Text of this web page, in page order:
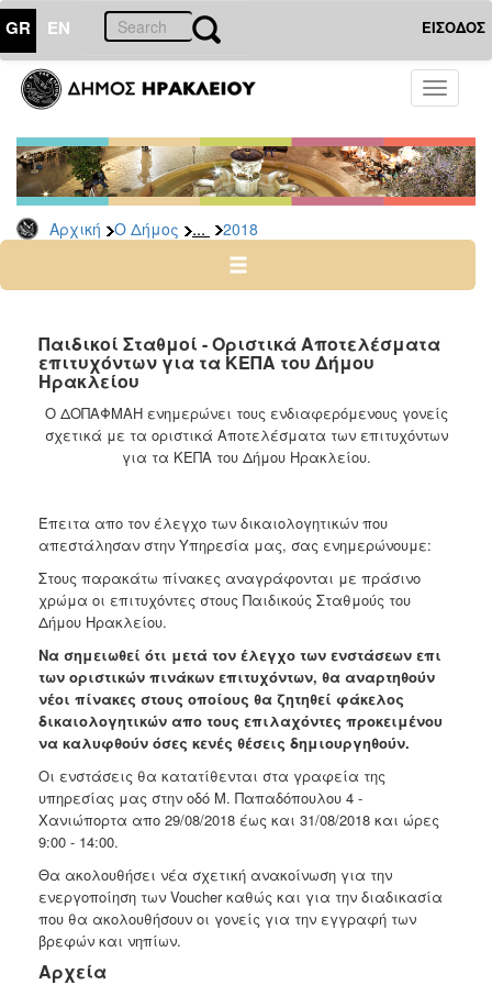
GR EN ΕΙΣΟΔΟΣ
Toggle
Αρχική Ο Δήμος ... 2018
ΔΗΜΟΣ
Δελτία
Τύπου
Αρχείο
2026
2024
2022
2021
2020
2017
2016
2015
2013
2012
2011
2010
2006
ΤΟΠΟΣ
ΠΟΛΙΤΙΣΜΟΣ
Παιδικοί Σταθμοί - Οριστικά Αποτελέσματα
επιτυχόντων για τα ΚΕΠΑ του Δήμου
Ηρακλείου
Ο ΔΟΠΑΦΜΑΗ ενημερώνει τους ενδιαφερόμενους γονείς
σχετικά με τα οριστικά Αποτελέσματα των επιτυχόντων
για τα ΚΕΠΑ του Δήμου Ηρακλείου.
Έπειτα απο τον έλεγχο των δικαιολογητικών που
απεστάλησαν στην Υπηρεσία μας, σας ενημερώνουμε:
Στους παρακάτω πίνακες αναγράφονται με πράσινο
χρώμα οι επιτυχόντες στους Παιδικούς Σταθμούς του
Δήμου Ηρακλείου.
Να σημειωθεί ότι μετά τον έλεγχο των ενστάσεων επι
των οριστικών πινάκων επιτυχόντων, θα αναρτηθούν
νέοι πίνακες στους οποίους θα ζητηθεί φάκελος
δικαιολογητικών απο τους επιλαχόντες προκειμένου
να καλυφθούν όσες κενές θέσεις δημιουργηθούν.
Οι ενστάσεις θα κατατίθενται στα γραφεία της
υπηρεσίας μας στην οδό Μ. Παπαδόπουλου 4 -
Χανιώπορτα απο 29/08/2018 έως και 31/08/2018 και ώρες
9:00 - 14:00.
Θα ακολουθήσει νέα σχετική ανακοίνωση για την
ενεργοποίηση των Voucher καθώς και για την διαδικασία
που θα ακολουθήσουν οι γονείς για την εγγραφή των
βρεφών και νηπίων.
Αρχεία